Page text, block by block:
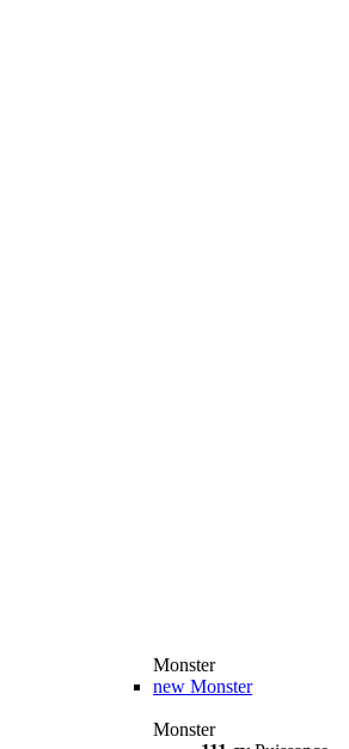
Monster
new Monster
Monster